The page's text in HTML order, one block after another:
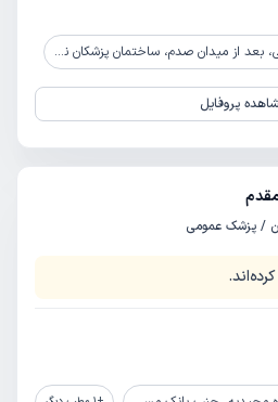
صدم، ساختمان پزشکان نگین، طبقه چهارم، واحد 14
پروفایل
/ پزشک عمومی